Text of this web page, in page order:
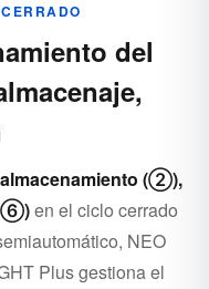
del
almacenamiento (②),
en el ciclo cerrado
NEO
Plus gestiona el